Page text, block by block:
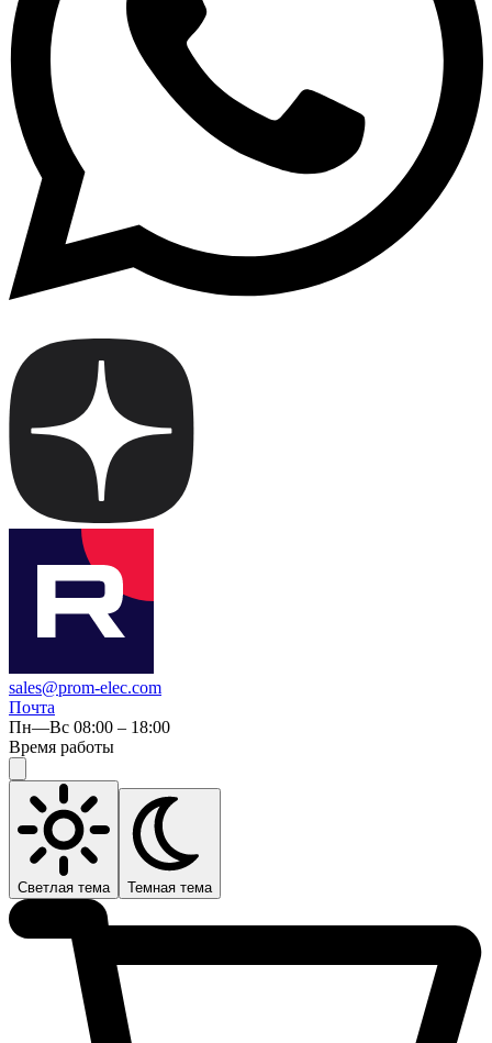
sales@prom-elec.com
Почта
Пн—Вс 08:00 – 18:00
Время работы
Светлая тема Темная тема